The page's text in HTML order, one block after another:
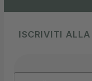
ISCRIVITI ALLA